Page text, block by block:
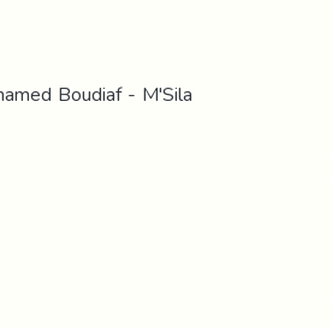
Boudiaf - M'Sila